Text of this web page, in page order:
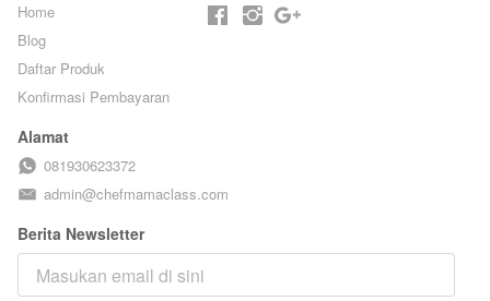
Home
Blog
Daftar Produk
Konfirmasi Pembayaran
Alamat
081930623372
admin@chefmamaclass.com
Berita Newsletter